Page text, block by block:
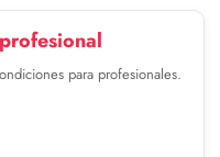
para profesionales.